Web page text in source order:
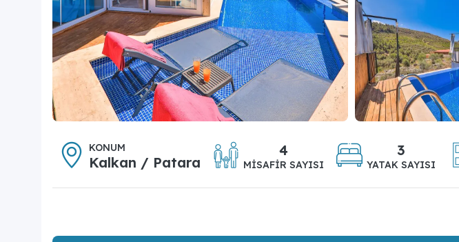
KONUM
Kalkan / Patara
4
MISAFIR SAYISI
3
YATAK SAYISI